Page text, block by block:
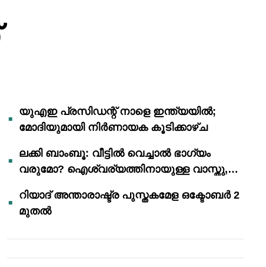
യുഎഇ പ്രസിഡന്റ് നാളെ ഇന്ത്യയിൽ;
മോദിയുമായി നിർണായക കൂടിക്കാഴ്ച
ലക്കി ബാംബൂ: വീട്ടിൽ വെച്ചാൽ ഭാഗ്യം
വരുമോ? ഐശ്വര്യത്തിനായുള്ള വാസ്തു,
റിയാദ് അന്താരാഷ്ട്ര പുസ്തകമേള ഒക്ടോബർ 2
മുതൽ